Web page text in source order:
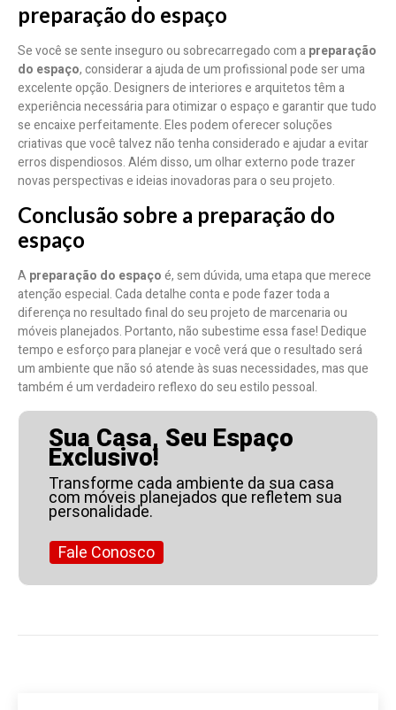
preparação do espaço
Se você se sente inseguro ou sobrecarregado com apreparação
do espaço, considerar a ajuda de um profissional pode ser uma
excelente opção. Designers de interiores e arquitetos têm a
experiência necessária para otimizar o espaço e garantir que tudo
se encaixe perfeitamente. Eles podem oferecer soluções
criativas que você talvez não tenha considerado e ajudar a evitar
erros dispendiosos. Além disso, um olhar externo pode trazer
novas perspectivas e ideias inovadoras para o seu projeto.
Conclusão sobre a preparação do
espaço
Apreparação do espaçoé, sem dúvida, uma etapa que merece
atenção especial. Cada detalhe conta e pode fazer toda a
diferença no resultado final do seu projeto de marcenaria ou
móveis planejados. Portanto, não subestime essa fase! Dedique
tempo e esforço para planejar e você verá que o resultado será
um ambiente que não só atende às suas necessidades, mas que
também é um verdadeiro reflexo do seu estilo pessoal.
Sua Casa, Seu Espaço
Exclusivo!
Transforme cada ambiente da sua casa
com móveis planejados que refletem sua
personalidade.
Fale Conosco